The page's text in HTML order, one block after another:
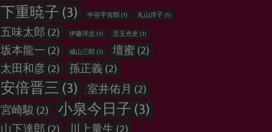
下重暁子(3) 中谷宇吉郎(1) 丸山洋子 (1)
五味太郎(2) 伊藤洋志(1) 児玉光史 (1)
坂本龍一(2) 城山三郎(1) 壇蜜(2)
太田和彦(2) 孫正義(2)
安倍晋三(3) 室井佑月 (2)
宮崎駿(2) 小泉今日子(3)